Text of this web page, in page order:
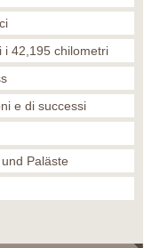
i 42,195 chilometri
e di successi
Paläste